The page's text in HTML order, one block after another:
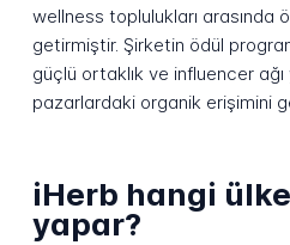
wellness toplulukları arasında
getirmiştir. Şirketin ödül
güçlü ortaklık ve influencer ağı
pazarlardaki organik erişimini
iHerb hangi
yapar?